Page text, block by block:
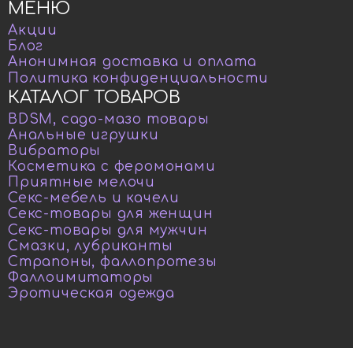
КАТАЛОГ ТОВАРОВ
BDSM, садо-мазо товары
Анальные игрушки
Вибраторы
Косметика с феромонами
Приятные мелочи
Секс-мебель и качели
Секс-товары для женщин
Секс-товары для мужчин
Смазки, лубриканты
Страпоны, фаллопротезы
Фаллоимитаторы
Эротическая одежда
МЕНЮ
Акции
Блог
Анонимная доставка и оплата
Политика конфиденциальности